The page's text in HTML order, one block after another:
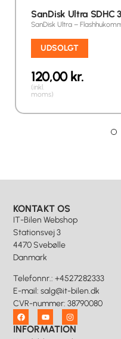
SanDisk Ultra SDHC
SanDisk Ultra –
UDSOLGT
120,00kr.
(inkl.
moms)
KONTAKT OS
IT-Bilen Webshop
Stationsvej 3
4470 Svebølle
Danmark
Telefonnr.: +4527282333
E-mail:salg@it-bilen.dk
CVR-nummer: 38790080
INFORMATION